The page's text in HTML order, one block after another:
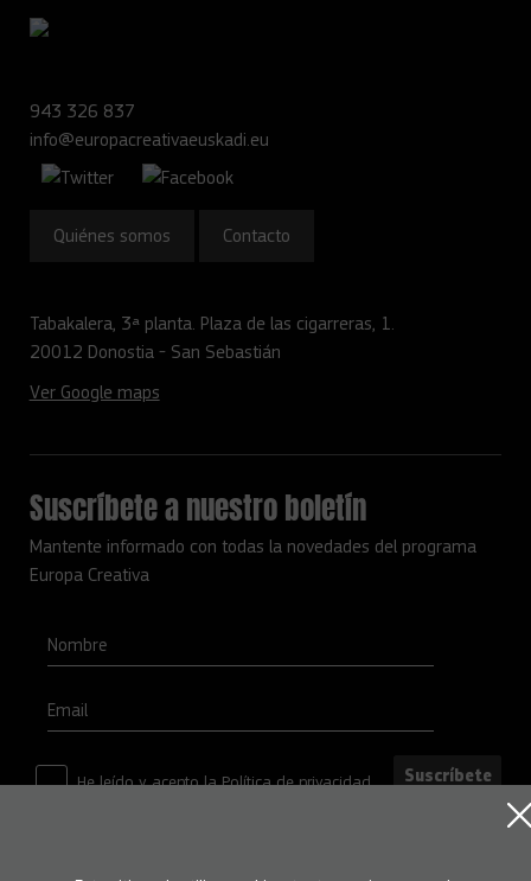
943 326 837
info@europacreativaeuskadi.eu
Quiénes somos Contacto
Tabakalera, 3ª planta. Plaza de las cigarreras, 1.
20012 Donostia - San Sebastián
Ver Google maps
Suscríbete a nuestro boletín
Mantente informado con todas la novedades del programa
Europa Creativa
He leído y acepto laPolítica de privacidad Suscríbete